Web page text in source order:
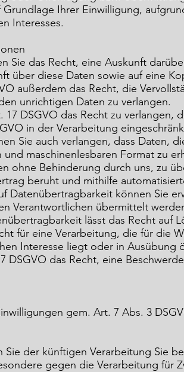
Grundlage Ihrer Einwilligung,
Interesses.
Sie das Recht, eine Auskunft
über diese Daten sowie auf eine
außerdem das Recht, die
unrichtigen Daten zu verlangen.
17 DSGVO das Recht zu verlangen,
in der Verarbeitung
Sie auch verlangen, dass Daten,
maschinenlesbaren Format zu
ohne Behinderung durch uns, zu
beruht und mithilfe
Datenübertragbarkeit können Sie
Verantwortlichen übermittelt
lässt das Recht auf
für eine Verarbeitung, die für die
Interesse liegt oder in Ausübung
DSGVO das Recht, eine
gem. Art. 7 Abs. 3
Sie der künftigen Verarbeitung Sie
gegen die Verarbeitung für